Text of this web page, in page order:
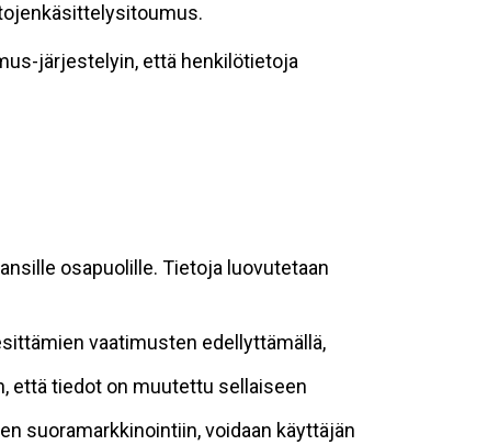
järjestelyin, että henkilötietoja
osapuolille. Tietoja luovutetaan
vaatimusten edellyttämällä,
että tiedot on muutettu sellaiseen
suoramarkkinointiin, voidaan käyttäjän